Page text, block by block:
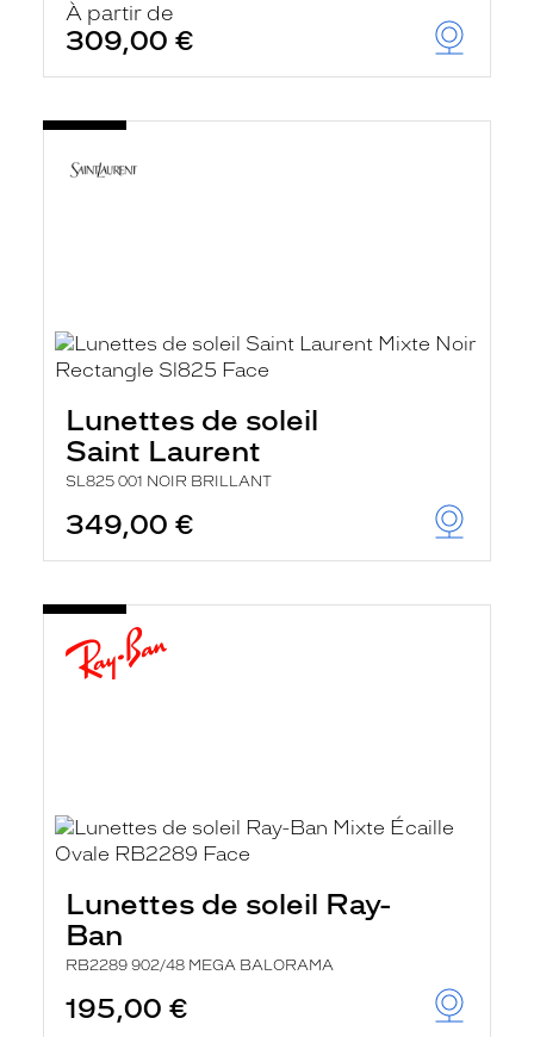
À partir de
309,00 €
Lunettes de soleil
Saint Laurent
SL825 001 NOIR BRILLANT
349,00 €
Lunettes de soleil Ray-
Ban
RB2289 902/48 MEGA BALORAMA
195,00 €